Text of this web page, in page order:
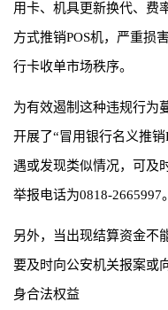
用卡、机具更新换代、费
方式推销POS机，严重损
行卡收单市场秩序。
为有效遏制这种违规行为
开展了“冒用银行名义推
遇或发现类似情况，可及
举报电话为0818-2665997。
另外，当出现结算资金不
要及时向公安机关报案或
身合法权益